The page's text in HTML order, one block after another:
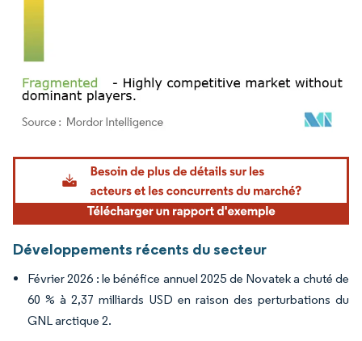
Image © Mordor Intelligence. La réutilisation nécessite une attribution sous CC BY
Développements récents du secteur
Février 2026 : le bénéfice annuel 2025 de Novatek a chuté de
60 % à 2,37 milliards USD en raison des perturbations du
GNL arctique 2.